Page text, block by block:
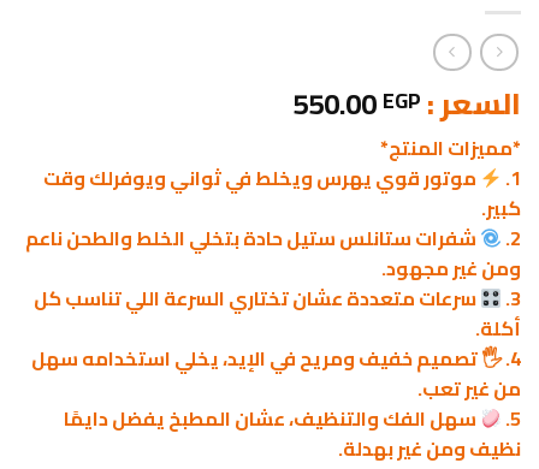
السعر : 550.00EGP
*مميزات المنتج*
1.
موتور قوي يهرس ويخلط في ثواني ويوفرلك وقت
كبير.
2.
شفرات ستانلس ستيل حادة بتخلي الخلط والطحن ناعم
ومن غير مجهود.
3.
سرعات متعددة عشان تختاري السرعة اللي تناسب كل
أكلة.
4. 🖐️ تصميم خفيف ومريح في الإيد، يخلي استخدامه سهل
من غير تعب.
5.
سهل الفك والتنظيف، عشان المطبخ يفضل دايمًا
نظيف ومن غير بهدلة.